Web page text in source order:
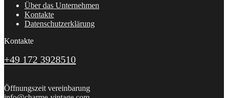
Über das Unternehmen
Kontakte
Datenschutzerklärung
Kontakte
+49 172 3928510
Öffnungszeit vereinbarung